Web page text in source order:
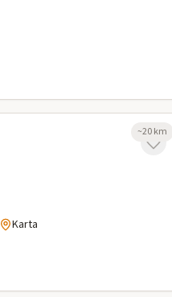
Karta
~20km